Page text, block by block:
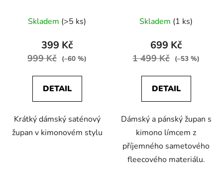
Skladem (>5 ks)
399 Kč
999 Kč (–60 %)
DETAIL
Krátký dámský saténový
župan v kimonovém stylu
Skladem (1 ks)
699 Kč
1 499 Kč (–53 %)
DETAIL
Dámský a pánský župan s
kimono límcem z
příjemného sametového
fleecového materiálu.